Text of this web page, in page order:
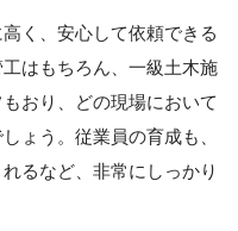
く、安心して依頼できる
はもちろん、一級土木施
おり、どの現場において
ょう。従業員の育成も、
るなど、非常にしっかり